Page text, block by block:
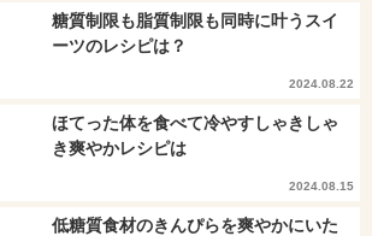
糖質制限も脂質制限も同時に叶うスイ
ーツのレシピは？
2024.08.22
ほてった体を食べて冷やすしゃきしゃ
き爽やかレシピは
2024.08.15
低糖質食材のきんぴらを爽やかにいた